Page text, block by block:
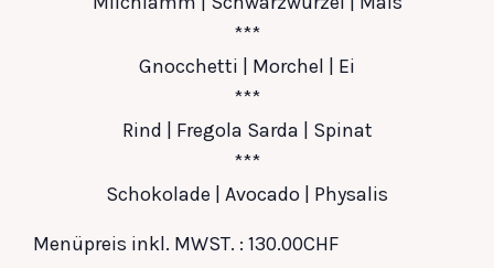
***
Gnocchetti | Morchel | Ei
***
Rind | Fregola Sarda | Spinat
***
Schokolade | Avocado | Physalis
Menüpreis inkl. MWST. : 130.00CHF